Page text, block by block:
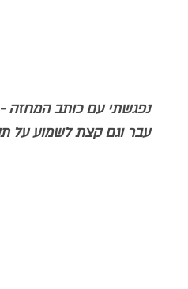
נפגשתי עם כותב המחזה -
עבר וגם קצת לשמוע על